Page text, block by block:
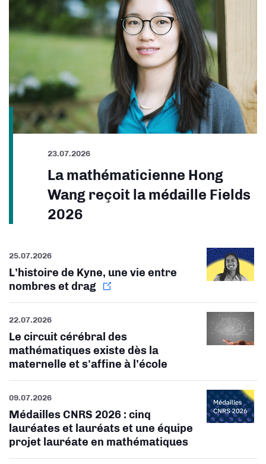
23.07.2026
La mathématicienne Hong
Wang reçoit la médaille Fields
2026
25.07.2026
L’histoire de Kyne, une vie entre
nombres et drag
22.07.2026
Le circuit cérébral des
mathématiques existe dès la
maternelle et s'affine à l’école
09.07.2026
Médailles CNRS 2026 : cinq
lauréates et lauréats et une équipe
projet lauréate en mathématiques